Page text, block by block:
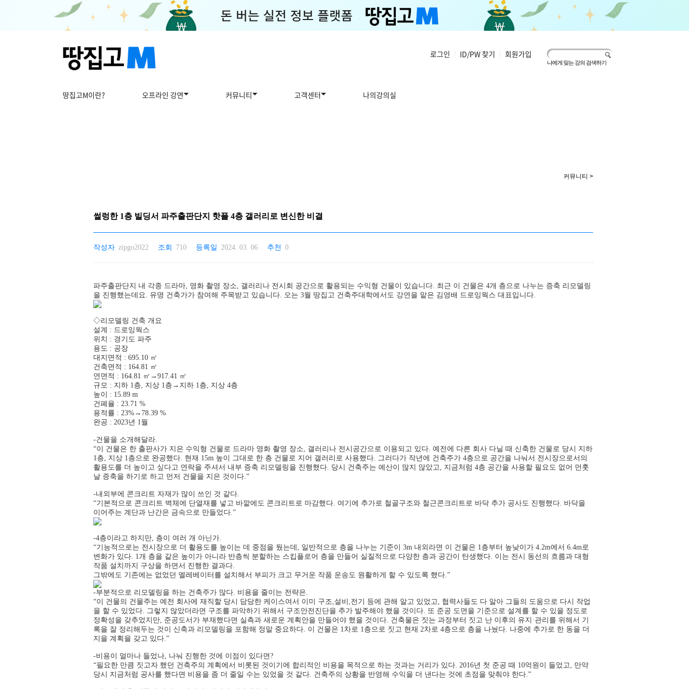
땅집고M이란? 오프라인 강연 커뮤니티 고객센터 나의강의실
로그인 ID/PW 찾기 회원가입
나에게 맞는 강의 검색하기
커뮤니티 >
썰렁한 1층 빌딩서 파주출판단지 핫플 4층 갤러리로 변신한 비결
작성자 zipgo2022 조회 710 등록일 2024. 03. 06 추천 0
파주출판단지 내 각종 드라마, 영화 촬영 장소, 갤러리나 전시회 공간으로 활용되는 수익형 건물이 있습니다. 최근 이 건물은 4개 층으로 나누는 증축 리모델링
을 진행했는데요. 유명 건축가가 참여해 주목받고 있습니다. 오는 3월 땅집고 건축주대학에서도 강연을 맡은 김영배 드로잉웍스 대표입니다.
◇리모델링 건축 개요
설계 : 드로잉웍스
위치 : 경기도 파주
용도 : 공장
대지면적 : 695.10 ㎡
건축면적 : 164.81 ㎡
연면적 : 164.81 ㎡→917.41 ㎡
규모 : 지하 1층, 지상 1층→지하 1층, 지상 4층
높이 : 15.89 m
건폐율 : 23.71 %
용적률 : 23%→78.39 %
완공 : 2023년 1월
-건물을 소개해달라.
“이 건물은 한 출판사가 지은 수익형 건물로 드라마 영화 촬영 장소, 갤러리나 전시공간으로 이용되고 있다. 예전에 다른 회사 다닐 때 신축한 건물로 당시 지하
1층, 지상 1층으로 완공했다. 현재 15m 높이 그대로 한 층 건물로 지어 갤러리로 사용했다. 그러다가 작년에 건축주가 4층으로 공간을 나눠서 전시장으로서의
활용도를 더 높이고 싶다고 연락을 주셔서 내부 증축 리모델링을 진행했다. 당시 건축주는 예산이 많지 않았고, 지금처럼 4층 공간을 사용할 필요도 없어 먼훗
날 증축을 하기로 하고 먼저 건물을 지은 것이다.”
-내외부에 콘크리트 자재가 많이 쓰인 것 같다.
“기본적으로 콘크리트 벽체에 단열재를 넣고 바깥에도 콘크리트로 마감했다. 여기에 추가로 철골구조와 철근콘크리트로 바닥 추가 공사도 진행했다. 바닥을
이어주는 계단과 난간은 금속으로 만들었다.”
-4층이라고 하지만, 층이 여러 개 아닌가.
“기능적으로는 전시장으로 더 활용도를 높이는 데 중점을 뒀는데, 일반적으로 층을 나누는 기준이 3m 내외라면 이 건물은 1층부터 높낮이가 4.2m에서 6.4m로
변화가 있다. 1개 층을 같은 높이가 아니라 반층씩 분할하는 스킵플로어 층을 만들어 실질적으로 다양한 층과 공간이 탄생했다. 이는 전시 동선의 흐름과 대형
작품 설치까지 구상을 하면서 진행한 결과다.
그밖에도 기존에는 없었던 엘레베이터를 설치해서 부피가 크고 무거운 작품 운송도 원활하게 할 수 있도록 했다.”
-부분적으로 리모델링을 하는 건축주가 많다. 비용을 줄이는 전략은.
“이 건물의 건물주는 예전 회사에 재직할 당시 담당한 케이스여서 이미 구조,설비,전기 등에 관해 알고 있었고, 협력사들도 다 알아 그들의 도움으로 다시 작업
을 할 수 있었다. 그렇지 않았더라면 구조를 파악하기 위해서 구조안전진단을 추가 발주해야 했을 것이다. 또 준공 도면을 기준으로 설계를 할 수 있을 정도로
정확성을 갖추었지만, 준공도서가 부재했다면 실측과 새로운 계획안을 만들어야 했을 것이다. 건축물은 짓는 과정부터 짓고 난 이후의 유지·관리를 위해서 기
록을 잘 정리해두는 것이 신축과 리모델링을 포함해 정말 중요하다. 이 건물은 1차로 1층으로 짓고 현재 2차로 4층으로 층을 나눴다. 나중에 추가로 한 동을 더
지을 계획을 갖고 있다.”
-비용이 얼마나 들었나, 나눠 진행한 것에 이점이 있다면?
“필요한 만큼 짓고자 했던 건축주의 계획에서 비롯된 것이기에 합리적인 비용을 목적으로 하는 것과는 거리가 있다. 2016년 첫 준공 때 10억원이 들었고, 만약
당시 지금처럼 공사를 했다면 비용을 좀 더 줄일 수는 있었을 것 같다. 건축주의 상황을 반영해 수익을 더 낸다는 것에 초점을 맞춰야 한다.”